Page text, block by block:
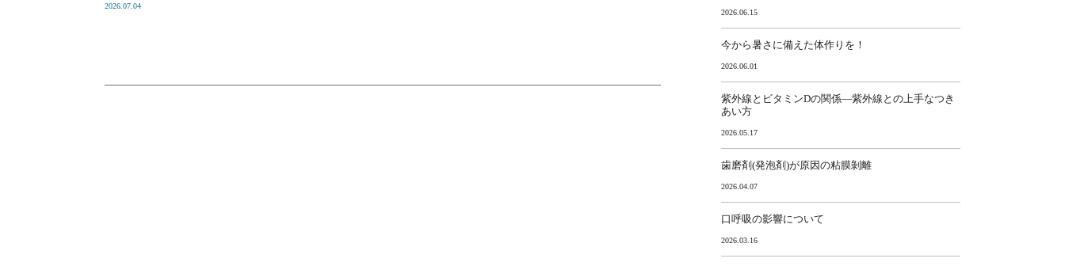
2026.07.04
2026.06.15
今から暑さに備えた体作りを！
2026.06.01
紫外線とビタミンDの関係―紫外線との上手なつき
あい方
2026.05.17
歯磨剤(発泡剤)が原因の粘膜剝離
2026.04.07
口呼吸の影響について
2026.03.16